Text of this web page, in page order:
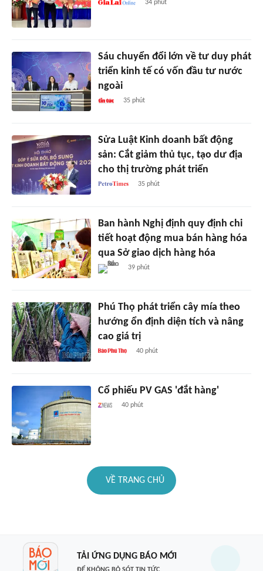
34 phút
Sáu chuyển đổi lớn về tư duy phát
triển kinh tế có vốn đầu tư nước
ngoài
35 phút
Sửa Luật Kinh doanh bất động
sản: Cắt giảm thủ tục, tạo dư địa
cho thị trường phát triển
35 phút
Ban hành Nghị định quy định chi
tiết hoạt động mua bán hàng hóa
qua Sở giao dịch hàng hóa
39 phút
Phú Thọ phát triển cây mía theo
hướng ổn định diện tích và nâng
cao giá trị
40 phút
Cổ phiếu PV GAS 'đắt hàng'
40 phút
VỀ TRANG CHỦ
TẢI ỨNG DỤNG BÁO MỚI
ĐỂ KHÔNG BỎ SÓT TIN TỨC